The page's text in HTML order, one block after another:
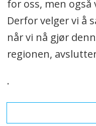
sjåfører.
for oss, men
Derfor velger vi å
når vi nå gjør
regionen,
.